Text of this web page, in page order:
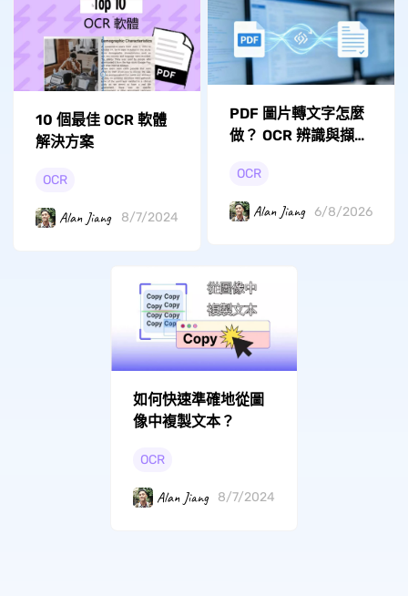
10 個最佳 OCR 軟體
解決方案
OCR
Alan Jiang 8/7/2024
PDF 圖片轉文字怎麼
做？ OCR 辨識與擷取
OCR
Alan Jiang 6/8/2026
如何快速準確地從圖
像中複製文本？
OCR
Alan Jiang 8/7/2024